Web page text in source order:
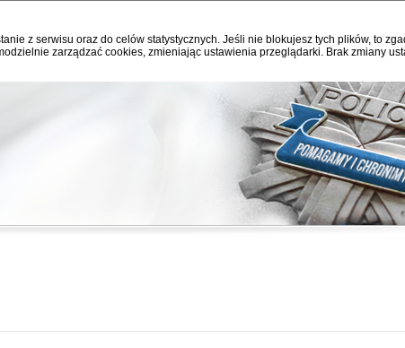
z serwisu oraz do celów statystycznych. Jeśli nie blokujesz tych plików, to
zarządzać cookies, zmieniając ustawienia przeglądarki. Brak zmiany